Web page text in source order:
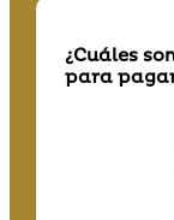
¿Cuáles
para